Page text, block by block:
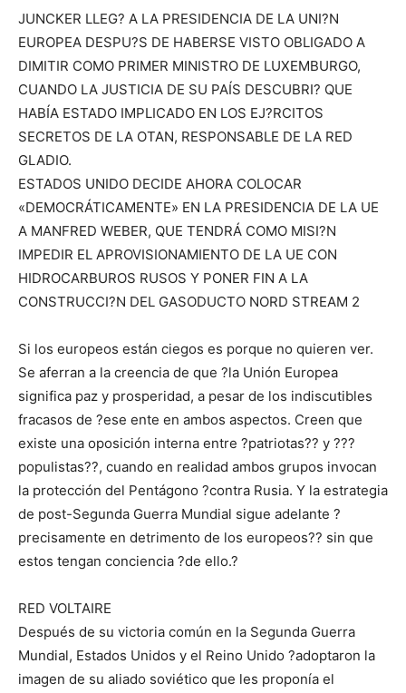
JUNCKER LLEG? A LA PRESIDENCIA DE LA UNI?N
EUROPEA DESPU?S DE HABERSE VISTO OBLIGADO A
DIMITIR COMO PRIMER MINISTRO DE LUXEMBURGO,
CUANDO LA JUSTICIA DE SU PAÍS DESCUBRI? QUE
HABÍA ESTADO IMPLICADO EN LOS EJ?RCITOS
SECRETOS DE LA OTAN, RESPONSABLE DE LA RED
GLADIO.
ESTADOS UNIDO DECIDE AHORA COLOCAR
«DEMOCRÁTICAMENTE» EN LA PRESIDENCIA DE LA UE
A MANFRED WEBER, QUE TENDRÁ COMO MISI?N
IMPEDIR EL APROVISIONAMIENTO DE LA UE CON
HIDROCARBUROS RUSOS Y PONER FIN A LA
CONSTRUCCI?N DEL GASODUCTO NORD STREAM 2
Si los europeos están ciegos es porque no quieren ver.
Se aferran a la creencia de que ?la Unión Europea
significa paz y prosperidad, a pesar de los indiscutibles
fracasos de ?ese ente en ambos aspectos. Creen que
existe una oposición interna entre ?patriotas?? y ???
populistas??, cuando en realidad ambos grupos invocan
la protección del Pentágono ?contra Rusia. Y la estrategia
de post-Segunda Guerra Mundial sigue adelante ?
precisamente en detrimento de los europeos?? sin que
estos tengan conciencia ?de ello.?
RED VOLTAIRE
Después de su victoria común en la Segunda Guerra
Mundial, Estados Unidos y el Reino Unido ?adoptaron la
imagen de su aliado soviético que les proponía el